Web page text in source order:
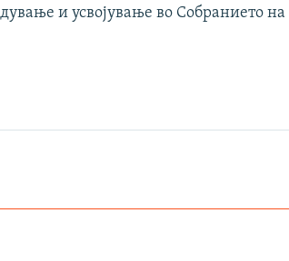
и усвојување во Собранието на